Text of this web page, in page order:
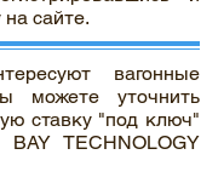
на сайте​.
вагонные
можете уточнить
ставку "под ключ"
BAY TECHNOLOGY